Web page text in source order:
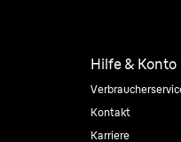
Hilfe & Konto
Kontakt
Karriere